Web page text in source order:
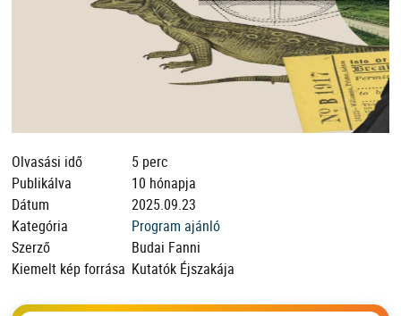
Olvasási idő
5 perc
Publikálva
10 hónapja
Dátum
2025.09.23
Kategória
Program ajánló
Szerző
Budai Fanni
Kiemelt kép forrása Kutatók Éjszakája